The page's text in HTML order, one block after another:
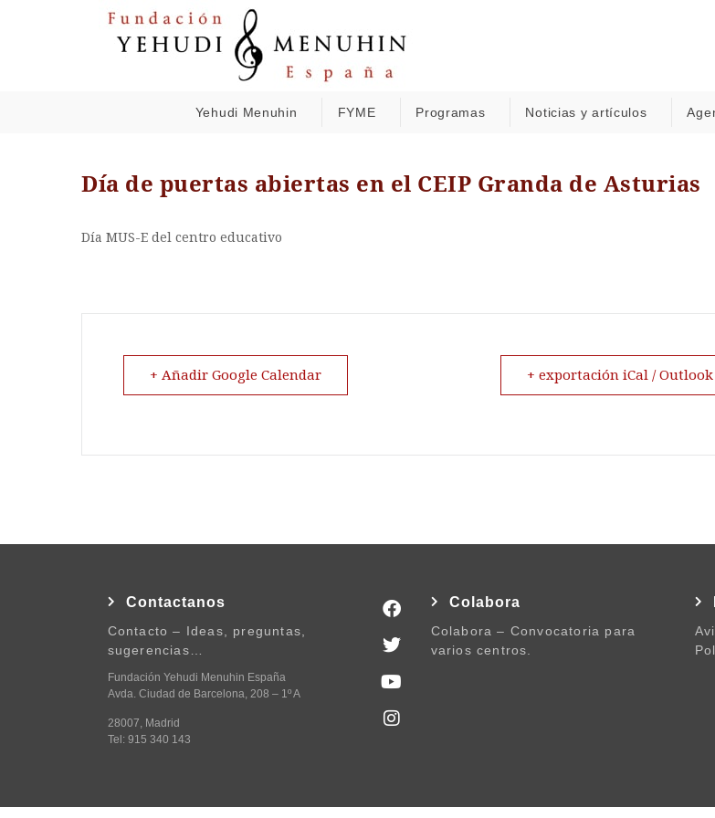
Yehudi Menuhin FYME Programas Noticias y artículos
Día de puertas abiertas en el CEIP Granda de Asturias
Día MUS-E del centro educativo
+ Añadir Google Calendar + exportación iCal / Outlook
Contactanos
Contacto – Ideas, preguntas,
sugerencias…
Fundación Yehudi Menuhin España
Avda. Ciudad de Barcelona, 208 – 1º A
28007, Madrid
Tel: 915 340 143
Colabora
Colabora – Convocatoria para
varios centros.